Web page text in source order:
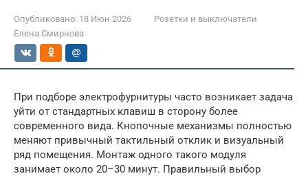
Опубликовано: 18 Июн 2026
Розетки и выключатели
Елена Смирнова
При подборе электрофурнитуры часто возникает задача
уйти от стандартных клавиш в сторону более
современного вида. Кнопочные механизмы полностью
меняют привычный тактильный отклик и визуальный
ряд помещения. Монтаж одного такого модуля
занимает около 20–30 минут. Правильный выбор